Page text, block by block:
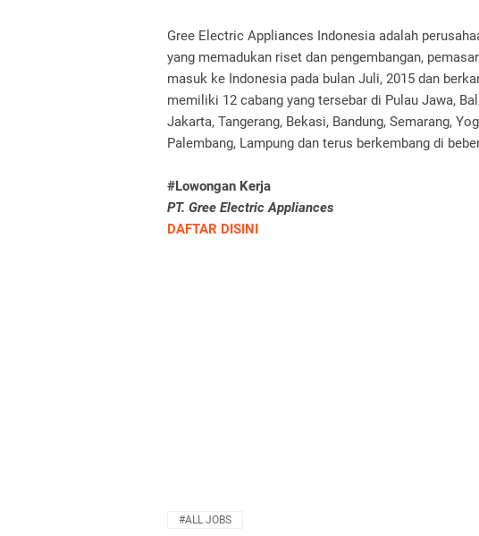
Gree Electric Appliances Indonesia adalah
yang memadukan riset dan pengembangan,
masuk ke Indonesia pada bulan Juli, 2015 dan
memiliki 12 cabang yang tersebar di Pulau Jawa,
Jakarta, Tangerang, Bekasi, Bandung, Semarang,
Palembang, Lampung dan terus berkembang di
#Lowongan Kerja
PT. Gree Electric Appliances
DAFTAR DISINI
#ALL JOBS